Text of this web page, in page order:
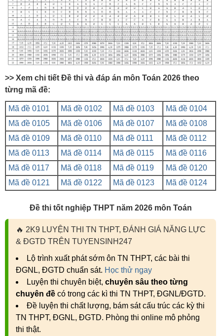
>> Xem chi tiết Đề thi và đáp án môn Toán 2026 theo
từng mã đề:
Mã đề 0101 Mã đề 0102 Mã đề 0103
Mã đề 0104
Mã đề 0105
Mã đề 0106 Mã đề 0107
Mã đề 0108
Mã đề 0109
Mã đề 0110 Mã đề 0111
Mã đề 0112
Mã đề 0113
Mã đề 0114 Mã đề 0115
Mã đề 0116
Mã đề 0117
Mã đề 0118 Mã đề 0119
Mã đề 0120
Mã đề 0121
Mã đề 0122 Mã đề 0123 Mã đề 0124
Đề thi tốt nghiệp THPT năm 2026 môn Toán
🔥 2K9 LUYỆN THI TN THPT, ĐÁNH GIÁ NĂNG LỰC
& ĐGTD TRÊN TUYENSINH247
Lộ trình xuất phát sớm ôn TN THPT, các bài thi
ĐGNL, ĐGTD chuẩn sát. Học thử ngay
Luyện thi chuyên biệt, chuyên sâu theo từng
chuyên đề có trong các kì thi TN THPT, ĐGNL/ĐGTD.
Đề luyện thi chất lượng, bám sát cấu trúc các kỳ thi
TN THPT, ĐGNL, ĐGTD. Phòng thi online mô phỏng
thi thật.